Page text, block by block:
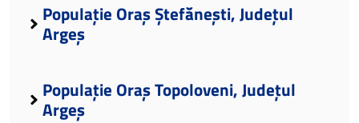
Populație Oraș Ștefănești, Județul
Argeș
Populație Oraș Topoloveni, Județul
Argeș